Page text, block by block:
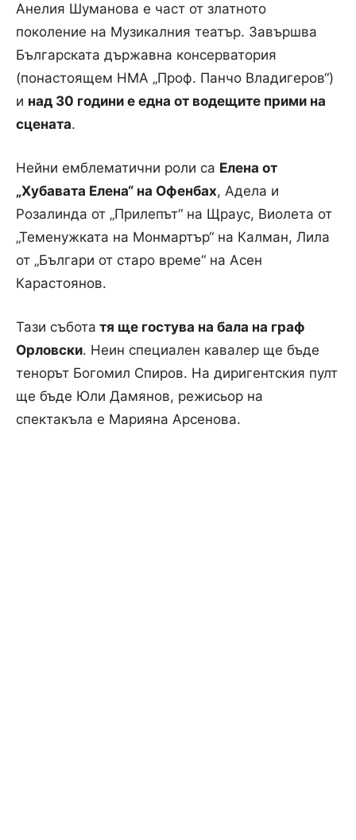
Анелия Шуманова е част от златното
поколение на Музикалния театър. Завършва
Българската държавна консерватория
(понастоящем НМА „Проф. Панчо Владигеров“)
и над 30 години е една от водещите прими на
сцената.
Нейни емблематични роли са Елена от
„Хубавата Елена“ на Офенбах, Адела и
Розалинда от „Прилепът“ на Щраус, Виолета от
„Теменужката на Монмартър“ на Калман, Лила
от „Българи от старо време“ на Асен
Карастоянов.
Тази събота тя ще гостува на бала на граф
Орловски. Неин специален кавалер ще бъде
тенорът Богомил Спиров. На диригентския пулт
ще бъде Юли Дамянов, режисьор на
спектакъла е Марияна Арсенова.